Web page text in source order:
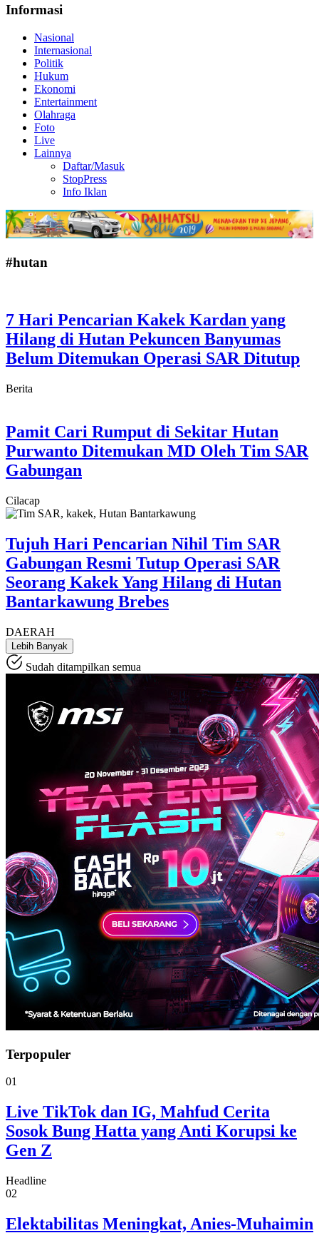
Informasi
Nasional
Internasional
Politik
Hukum
Ekonomi
Entertainment
Olahraga
Foto
Live
Lainnya
Daftar/Masuk
StopPress
Info Iklan
#hutan
7 Hari Pencarian Kakek Kardan yang
Hilang di Hutan Pekuncen Banyumas
Belum Ditemukan Operasi SAR Ditutup
Berita
Pamit Cari Rumput di Sekitar Hutan
Purwanto Ditemukan MD Oleh Tim SAR
Gabungan
Cilacap
Tujuh Hari Pencarian Nihil Tim SAR
Gabungan Resmi Tutup Operasi SAR
Seorang Kakek Yang Hilang di Hutan
Bantarkawung Brebes
DAERAH
Lebih Banyak
Sudah ditampilkan semua
Terpopuler
01
Live TikTok dan IG, Mahfud Cerita
Sosok Bung Hatta yang Anti Korupsi ke
Gen Z
Headline
02
Elektabilitas Meningkat, Anies-Muhaimin